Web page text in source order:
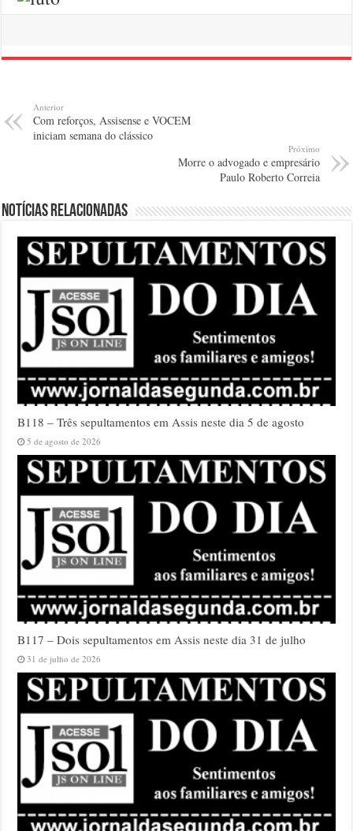
Anterior
Com reforços, Assisense e VOCEM
iniciam semana do clássico
Próximo
Morre o advogado e empresário
Paulo Roberto Correia
Notícias relacionadas
B118 – Três sepultamentos em Assis neste dia 5 de agosto
5 de agosto de 2026
B117 – Dois sepultamentos em Assis neste dia 31 de julho
31 de julho de 2026